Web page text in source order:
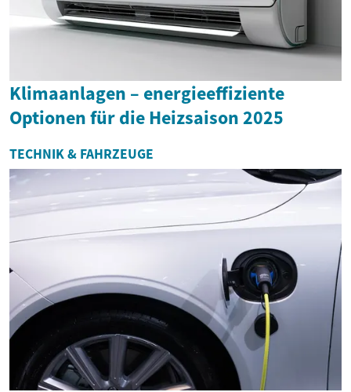
Klimaanlagen – energieeffiziente
Optionen für die Heizsaison 2025
TECHNIK & FAHRZEUGE